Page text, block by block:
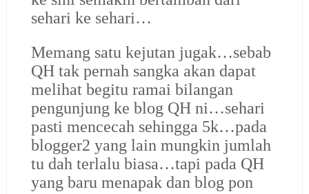
sehari ke sehari…
Memang satu kejutan jugak…sebab
QH tak pernah sangka akan dapat
melihat begitu ramai bilangan
pengunjung ke blog QH ni…sehari
pasti mencecah sehingga 5k…pada
blogger2 yang lain mungkin jumlah
tu dah terlalu biasa…tapi pada QH
yang baru menapak dan blog pon